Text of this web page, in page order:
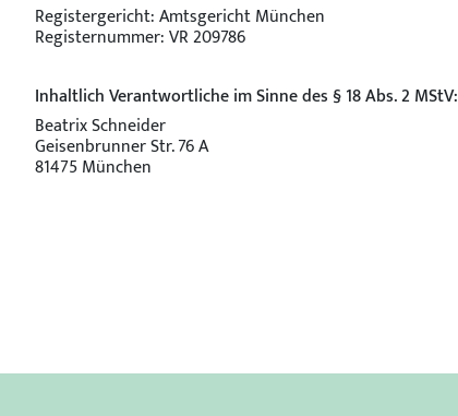
Registergericht: Amtsgericht München
Registernummer: VR 209786
Inhaltlich Verantwortliche im Sinne des § 18 Abs. 2 MStV:
Beatrix Schneider
Geisenbrunner Str. 76 A
81475 München